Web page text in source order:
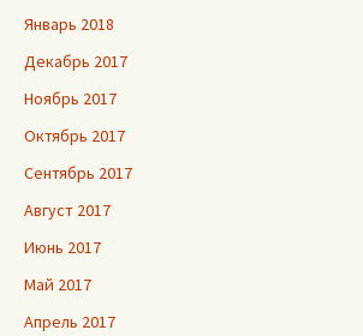
Январь 2018
Декабрь 2017
Ноябрь 2017
Октябрь 2017
Сентябрь 2017
Август 2017
Июнь 2017
Май 2017
Апрель 2017